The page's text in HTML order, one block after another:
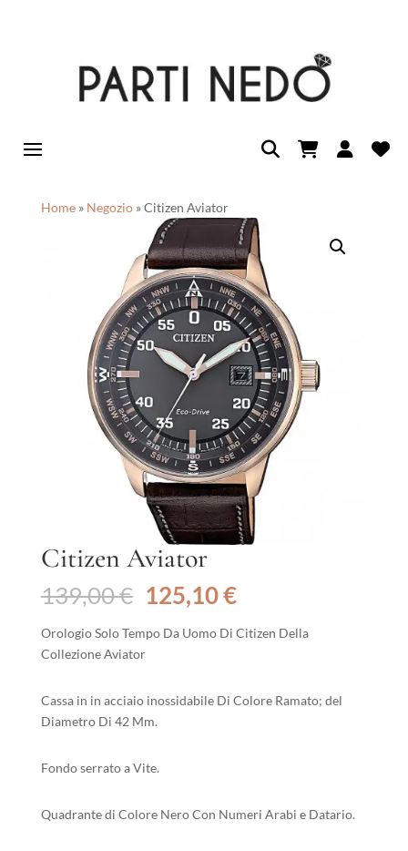
Home» Negozio»Citizen Aviator
Citizen Aviator
139,00€ Il
prezzo
originale
era:
125,10€Il
attuale
Orologio Solo Tempo Da Uomo Di Citizen Della
Collezione Aviator
Cassa in in acciaio inossidabile Di Colore Ramato; del
Diametro Di 42 Mm.
Fondo serrato a Vite.
Quadrante di Colore Nero Con Numeri Arabi e Datario.